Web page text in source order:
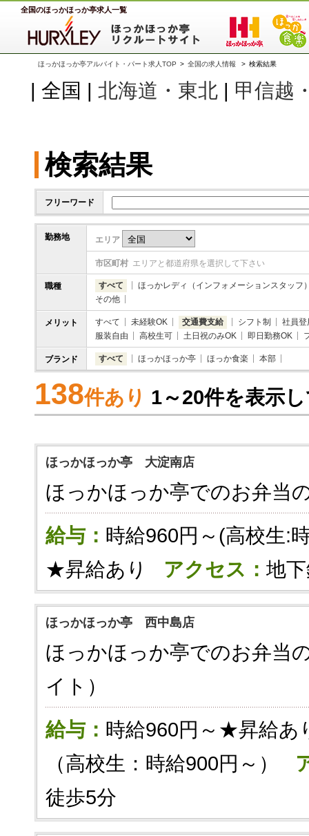
全国のほっかほっか亭求人一覧
ほっかほっか亭アルバイト・パート求人TOP > 全国の求人情報 > 検索結果
| 全国 | 北海道・東北 | 甲信越
検索結果
フリーワード
勤務地 エリア
市区町村 エリアと都道府県を選択して下さい
職種 すべて
ほっかレディ（インフォメーションスタッフ
その他
メリット すべて 未経験OK 交通費支給 シフト制
社員登
服装自由
高校生可 土日祝のみOK 即日勤務OK
ブランド すべて ほっかほっか亭 ほっか食楽 本部
138件あり 1～20件を表示
ほっかほっか亭 大淀南店
ほっかほっか亭でのお弁当
給与： 時給960円～(高校生:
★昇給あり アクセス： 地
ほっかほっか亭 西中島店
ほっかほっか亭でのお弁当
イト）
給与： 時給960円～★昇給あ
（高校生：時給900円～）
徒歩5分